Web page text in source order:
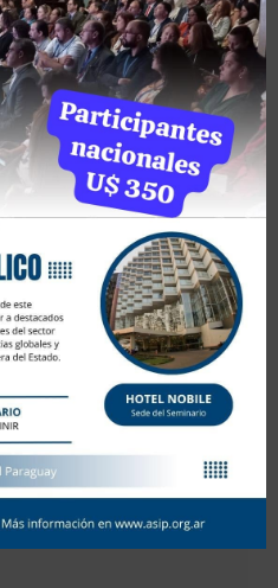
J V S D
2 3 4
5
9 10 11
12
16 18
19
23 24 25
26
30